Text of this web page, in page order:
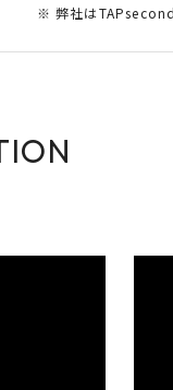
弊社は